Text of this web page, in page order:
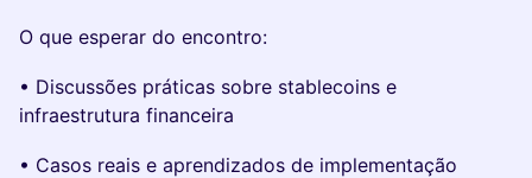
O que esperar do encontro:
• Discussões práticas sobre stablecoins e
infraestrutura financeira
• Casos reais e aprendizados de implementação